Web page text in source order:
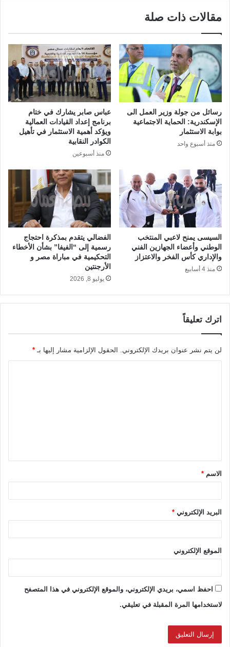
مقالات ذات صلة
رسائل من جولة وزير العمل الى
الإسكندرية: الحماية الاجتماعية
بوابة الاستثمار
منذ أسبوع واحد
عباس صابر يشارك في ختام
برنامج إعداد القيادات العمالية
ويؤكد أهمية الاستثمار في تأهيل
الكوادر النقابية
منذ أسبوعين
السيسى يمنح لاعبي المنتخب
الوطني وأعضاء الجهازين الفني
والإداري كأس الفخر والاعتزاز
منذ 4 أسابيع
الفضالي يتقدم بمذكرة احتجاج
رسمية إلى “الفيفا” بشأن الأخطاء
التحكيمية في مباراة مصر و
الأرجنتين
يوليو 8, 2026
اترك تعليقاً
لن يتم نشر عنوان بريدك الإلكتروني. الحقول الإلزامية مشار إليها بـ *
ق
*الاسم *
البريد الإلكتروني *
الموقع الإلكتروني
احفظ اسمي، بريدي الإلكتروني، والموقع الإلكتروني في هذا المتصفح
لاستخدامها المرة المقبلة في تعليقي.